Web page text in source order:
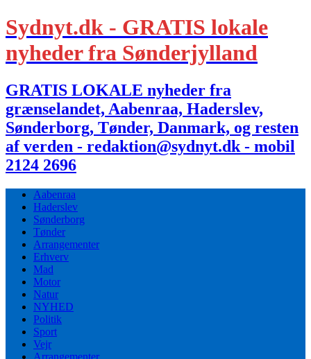
Sydnyt.dk - GRATIS lokale
nyheder fra Sønderjylland
GRATIS LOKALE nyheder fra
grænselandet, Aabenraa, Haderslev,
Sønderborg, Tønder, Danmark, og resten
af verden - redaktion@sydnyt.dk - mobil
2124 2696
Aabenraa
Haderslev
Sønderborg
Tønder
Arrangementer
Erhverv
Mad
Motor
Natur
NYHED
Politik
Sport
Vejr
Arrangementer